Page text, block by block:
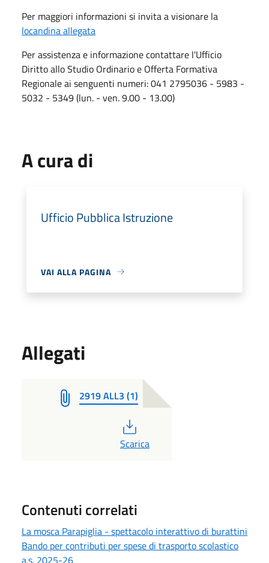
Per maggiori informazioni si invita a visionare la
locandina allegata
Per assistenza e informazione contattare l'Ufficio
Diritto allo Studio Ordinario e Offerta Formativa
Regionale ai senguenti numeri: 041 2795036 - 5983 -
5032 - 5349 (lun. - ven. 9.00 - 13.00)
A cura di
Ufficio Pubblica Istruzione
VAI ALLA PAGINA
Allegati
2919 ALL3 (1)
PDF
Scarica
Contenuti correlati
La mosca Parapiglia - spettacolo interattivo di burattini
Bando per contributi per spese di trasporto scolastico
a.s. 2025-26